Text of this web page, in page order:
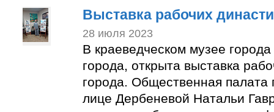
Выставка рабочих
28 июля 2023
В краеведческом музее
города, открыта выставка
города. Общественная палата
лице Дербеневой Натальи